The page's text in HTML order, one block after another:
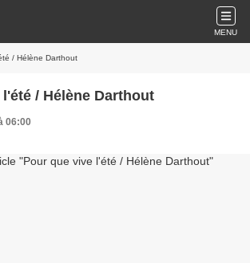
MENU
/ Hélène Darthout
/ Hélène Darthout
06:00